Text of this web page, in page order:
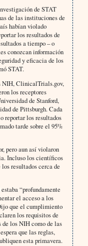
de STAT
de las instituciones de
habían violado
los resultados de
a tiempo – o
conozcan información
y eficacia de los
STAT.
NIH, ClinicalTrials.gov,
los receptores
de Stanford,
de Pittsburgh. Cada
reportar los resultados
tarde sobre el 95%
pero aun así violaron
Incluso los científicos
resultados cerca de
“profundamente
el acceso a los
que el cumplimiento
los requisitos de
de los NIH como de las
que las reglas,
esta primavera.